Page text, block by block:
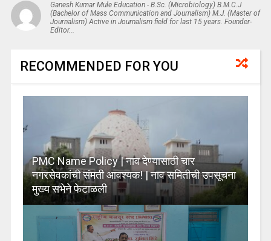
Ganesh Kumar Mule Education - B.Sc. (Microbiology) B.M.C.J
(Bachelor of Mass Communication and Journalism) M.J. (Master of
Journalism) Active in Journalism field for last 15 years. Founder-
Editor...
RECOMMENDED FOR YOU
PMC Name Policy | नाव देण्यासाठी चार
नगरसेवकांची संमती आवश्यक! | नाव समितीची उपसूचना
मुख्य सभेने फेटाळली